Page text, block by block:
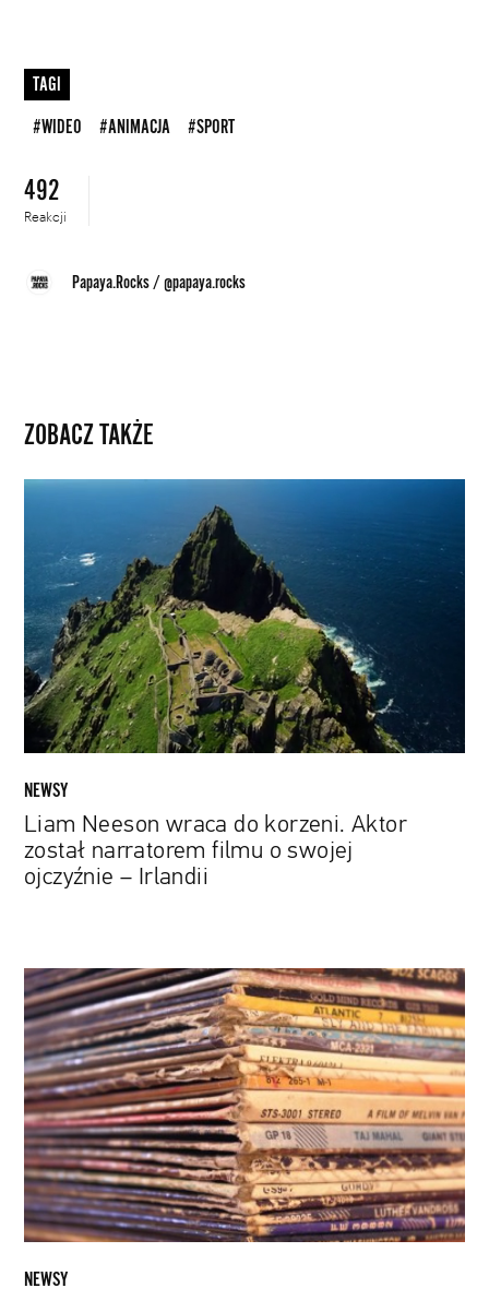
TAGI
#WIDEO #ANIMACJA #SPORT
492
Reakcji
Papaya.Rocks /@papaya.rocks
ZOBACZ TAKŻE
Liam
korzeni.
Aktor
został
narratorem
filmu
swojej
ojczyźnie
Irlandii
NEWSY
Liam Neeson wraca do korzeni. Aktor
został narratorem filmu o swojej
ojczyźnie – Irlandii
Ukryte
koszty
streamingu.
Jak
słuchanie
muzyki
wpływa
na
środowisko
NEWSY